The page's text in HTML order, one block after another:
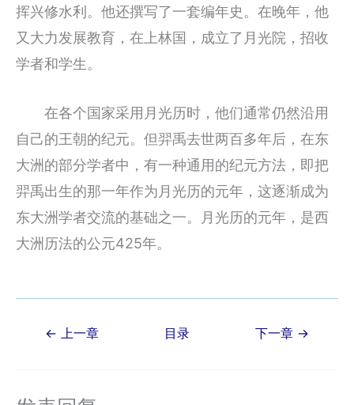
挥兴修水利。他还撰写了一套编年史。在晚年，他
又大力发展教育，在上林国，成立了月光院，招收
学者和学生。
在各个国家采用月光历时，他们通常仍然沿用
自己的王朝的纪元。但羿禹去世两百多年后，在东
大洲的部分学者中，有一种通用的纪元方法，即把
羿禹出生的那一年作为月光历的元年，这逐渐成为
东大洲学者交流的基础之一。月光历的元年，是西
大洲历法的公元425年。
← 上一章 目录 下一章 →